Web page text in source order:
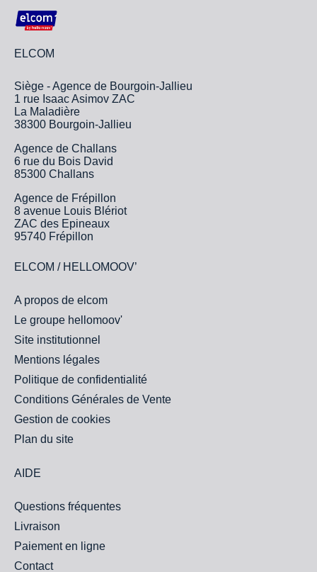
ELCOM
Siège - Agence de Bourgoin-Jallieu
1 rue Isaac Asimov ZAC
La Maladière
38300 Bourgoin-Jallieu
Agence de Challans
6 rue du Bois David
85300 Challans
Agence de Frépillon
8 avenue Louis Blériot
ZAC des Epineaux
95740 Frépillon
ELCOM / HELLOMOOV’
A propos de elcom
Le groupe hellomoov'
Site institutionnel
Mentions légales
Politique de confidentialité
Conditions Générales de Vente
Gestion de cookies
Plan du site
AIDE
Questions fréquentes
Livraison
Paiement en ligne
Contact